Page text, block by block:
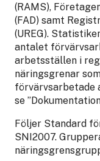
(RAMS),
(FAD) samt
(UREG).
antalet
arbetsställen i
näringsgrenar
förvärvsarbetade
se
Följer Standard
SNI2007.